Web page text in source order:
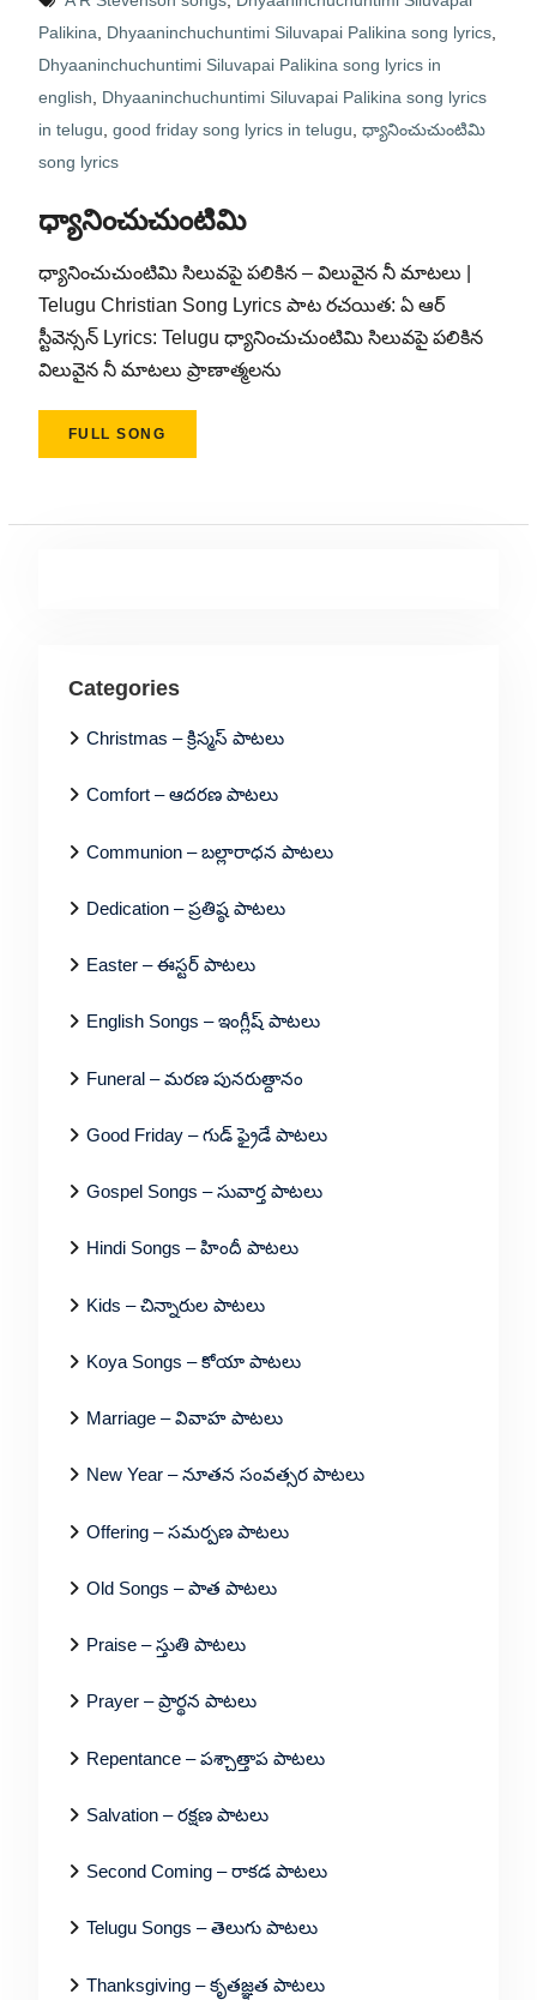
Palikina
Dhyaaninchuchuntimi Siluvapai Palikina song lyrics,
Dhyaaninchuchuntimi Siluvapai Palikina song lyrics in
english
Dhyaaninchuchuntimi Siluvapai Palikina song lyrics
in telugu good friday song lyrics in telugu ధ్యానించుచుంటిమి
song lyrics
ధ్యానించుచుంటిమి
ధ్యానించుచుంటిమి సిలువపై పలికిన – విలువైన నీ మాటలు |
Telugu Christian Song Lyrics పాట రచయిత: ఏ ఆర్
స్టీవెన్సన్ Lyrics: Telugu ధ్యానించుచుంటిమి సిలువపై పలికిన
విలువైన నీ మాటలు ప్రాణాత్మలను
FULL SONG
Categories
Christmas – క్రిస్మస్ పాటలు
Comfort – ఆదరణ పాటలు
Communion – బల్లారాధన పాటలు
Dedication – ప్రతిష్ఠ పాటలు
Easter – ఈస్టర్ పాటలు
English Songs – ఇంగ్లీష్ పాటలు
Funeral – మరణ పునరుత్దానం
Good Friday – గుడ్ ఫ్రైడే పాటలు
Gospel Songs – సువార్త పాటలు
Hindi Songs – హిందీ పాటలు
Kids – చిన్నారుల పాటలు
Koya Songs – కోయా పాటలు
Marriage – వివాహ పాటలు
New Year – నూతన సంవత్సర పాటలు
Offering – సమర్పణ పాటలు
Old Songs – పాత పాటలు
Praise – స్తుతి పాటలు
Prayer – ప్రార్థన పాటలు
Repentance – పశ్చాత్తాప పాటలు
Salvation – రక్షణ పాటలు
Second Coming – రాకడ పాటలు
Telugu Songs – తెలుగు పాటలు
Thanksgiving – కృతజ్ఞత పాటలు